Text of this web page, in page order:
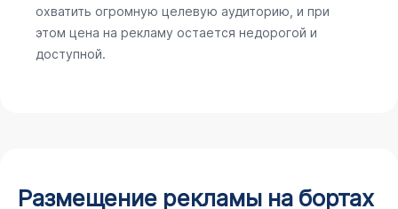
охватить огромную целевую аудиторию, и при
этом цена на рекламу остается недорогой и
доступной.
Размещение рекламы на бортах